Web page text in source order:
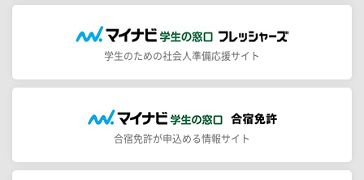
学生のための社会人準備応援サイト
合宿免許が申込める情報サイト